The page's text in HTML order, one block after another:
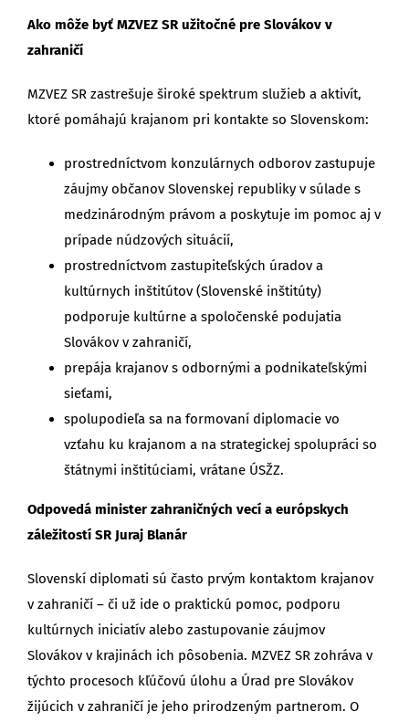
Ako môže byť MZVEZ SR užitočné pre Slovákov v
zahraničí
MZVEZ SR zastrešuje široké spektrum služieb a aktivít,
ktoré pomáhajú krajanom pri kontakte so Slovenskom:
prostredníctvom konzulárnych odborov zastupuje
záujmy občanov Slovenskej republiky v súlade s
medzinárodným právom a poskytuje im pomoc aj v
prípade núdzových situácií,
prostredníctvom zastupiteľských úradov a
kultúrnych inštitútov (Slovenské inštitúty)
podporuje kultúrne a spoločenské podujatia
Slovákov v zahraničí,
prepája krajanov s odbornými a podnikateľskými
sieťami,
spolupodieľa sa na formovaní diplomacie vo
vzťahu ku krajanom a na strategickej spolupráci so
štátnymi inštitúciami, vrátane ÚSŽZ.
Odpovedá minister zahraničných vecí a európskych
záležitostí SR Juraj Blanár
Slovenskí diplomati sú často prvým kontaktom krajanov
v zahraničí – či už ide o praktickú pomoc, podporu
kultúrnych iniciatív alebo zastupovanie záujmov
Slovákov v krajinách ich pôsobenia. MZVEZ SR zohráva v
týchto procesoch kľúčovú úlohu a Úrad pre Slovákov
žijúcich v zahraničí je jeho prirodzeným partnerom. O